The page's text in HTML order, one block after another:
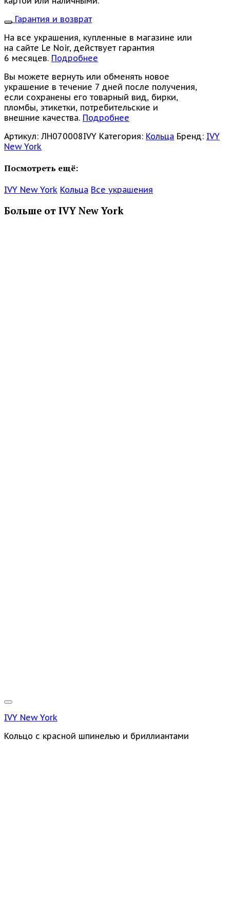
Гарантия и возврат
На все украшения, купленные в магазине или
на сайте Le Noir, действует гарантия
6 месяцев. Подробнее
Вы можете вернуть или обменять новое
украшение в течение 7 дней после получения,
если сохранены его товарный вид, бирки,
пломбы, этикетки, потребительские и
внешние качества. Подробнее
Артикул: ЛН070008IVY Категория: Кольца Бренд: IVY
New York
Посмотреть ещё:
IVY New York Кольца Все украшения
Больше от IVY New York
IVY New York
Кольцо с красной шпинелью и бриллиантами